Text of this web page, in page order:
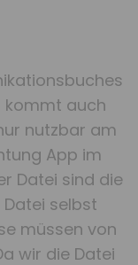
kommt auch
nutzbar am
App im
Datei sind die
selbst
müssen von
wir die Datei